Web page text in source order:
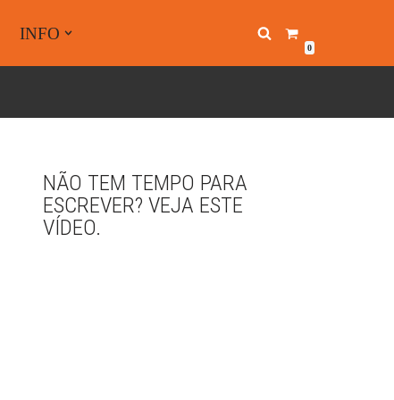
INFO
0
NÃO TEM TEMPO PARA
ESCREVER? VEJA ESTE
VÍDEO.